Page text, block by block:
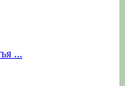
...